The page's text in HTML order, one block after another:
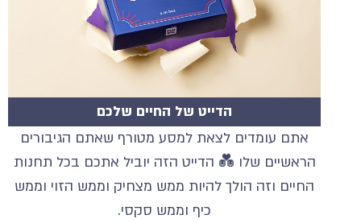
הדייט של החיים שלכם
אתם עומדים לצאת למסע מטורף שאתם הגיבורים
הראשיים שלו 💑 הדייט הזה יוביל אתכם בכל תחנות
החיים וזה הולך להיות ממש מצחיק וממש הזוי וממש
כיף וממש סקסי.